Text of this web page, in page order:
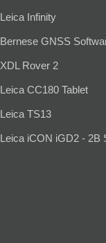
Leica Infinity
Bernese GNSS
XDL Rover 2
Leica CC180 Tablet
Leica TS13
Leica iCON iGD2 - 2B